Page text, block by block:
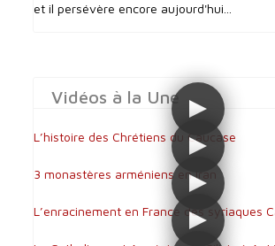
et il persévère encore aujourd'hui...
Vidéos à la Une
L’histoire des Chrétiens du Caucase
3 monastères arméniens en Iran
L’enracinement en France des syriaques